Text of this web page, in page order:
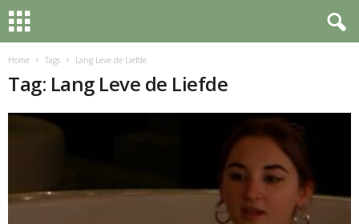
Home Tags Lang Leve de Liefde
Tag: Lang Leve de Liefde